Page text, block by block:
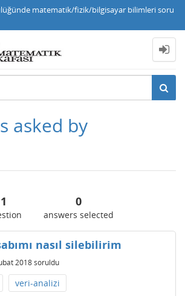
matematik/fizik/bilgisayar bilimleri soru
asked by
1 0
answers selected
nasıl silebilirim
2018 soruldu
veri-analizi